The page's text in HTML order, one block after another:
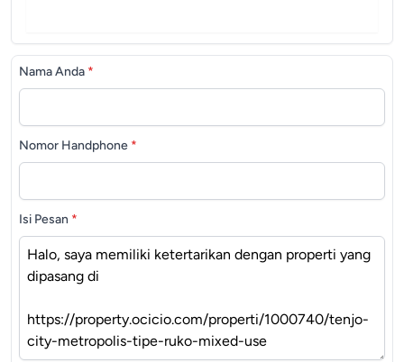
Nama Anda *
Nomor Handphone *
Isi Pesan *